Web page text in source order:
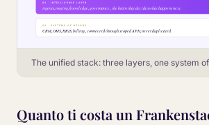
The unified stack: three layers, one system
Quanto ti costa un